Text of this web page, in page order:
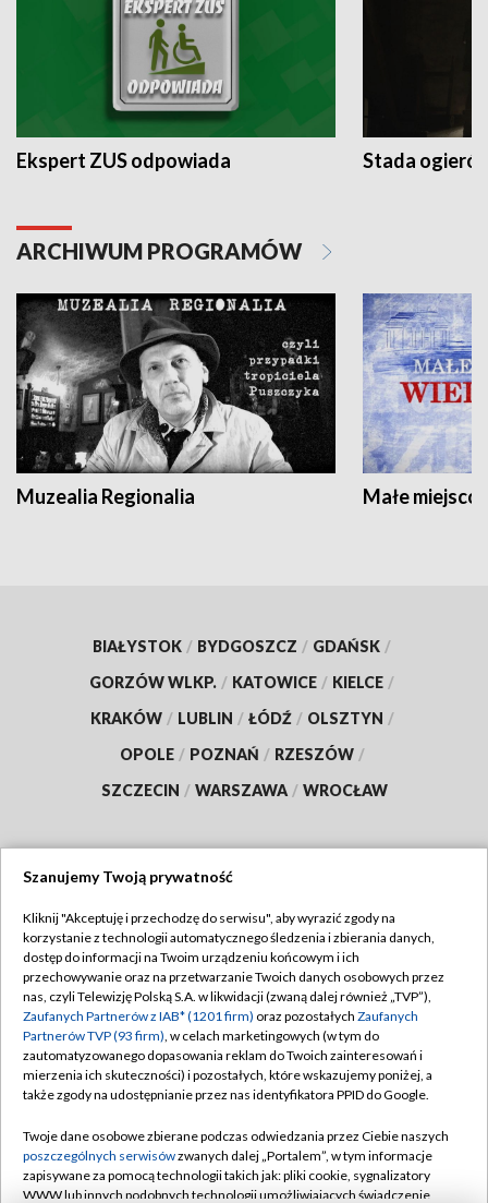
Ekspert ZUS odpowiada Stada
ARCHIWUM PROGRAMÓW
Muzealia Regionalia Małe
BIAŁYSTOK / BYDGOSZCZ / GDAŃSK /
GORZÓW WLKP. / KATOWICE / KIELCE /
KRAKÓW / LUBLIN / ŁÓDŹ / OLSZTYN /
OPOLE / POZNAŃ / RZESZÓW /
SZCZECIN / WARSZAWA / WROCŁAW
TVP
Abonament TVP
Emisja w TVP
Centrum informacji TVP
Naziemna Telewizja Cyfrowa
Rada Programowa
System NOS
Regulamin TVP
Polityka prywatności
Moje zgody
Pomoc
Kontakt
Szanujemy Twoją prywatność
Kliknij "Akceptuję i przechodzę do serwisu", aby wyrazić zgody na
korzystanie z technologii automatycznego śledzenia i zbierania danych,
dostęp do informacji na Twoim urządzeniu końcowym i ich
przechowywanie oraz na przetwarzanie Twoich danych osobowych przez
nas, czyli Telewizję Polską S.A. w likwidacji (zwaną dalej również „TVP”),
Zaufanych Partnerów z IAB* (1201 firm) oraz pozostałych Zaufanych
Partnerów TVP (93 firm), w celach marketingowych (w tym do
zautomatyzowanego dopasowania reklam do Twoich zainteresowań i
mierzenia ich skuteczności) i pozostałych, które wskazujemy poniżej, a
także zgody na udostępnianie przez nas identyfikatora PPID do Google.
Twoje dane osobowe zbierane podczas odwiedzania przez Ciebie naszych
poszczególnych serwisówzwanych dalej „Portalem”, w tym informacje
zapisywane za pomocą technologii takich jak: pliki cookie, sygnalizatory
WWW lub innych podobnych technologii umożliwiających świadczenie